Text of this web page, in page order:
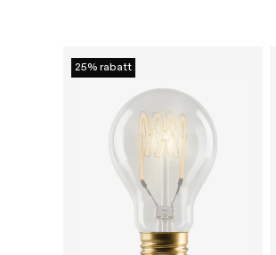
25% rabatt